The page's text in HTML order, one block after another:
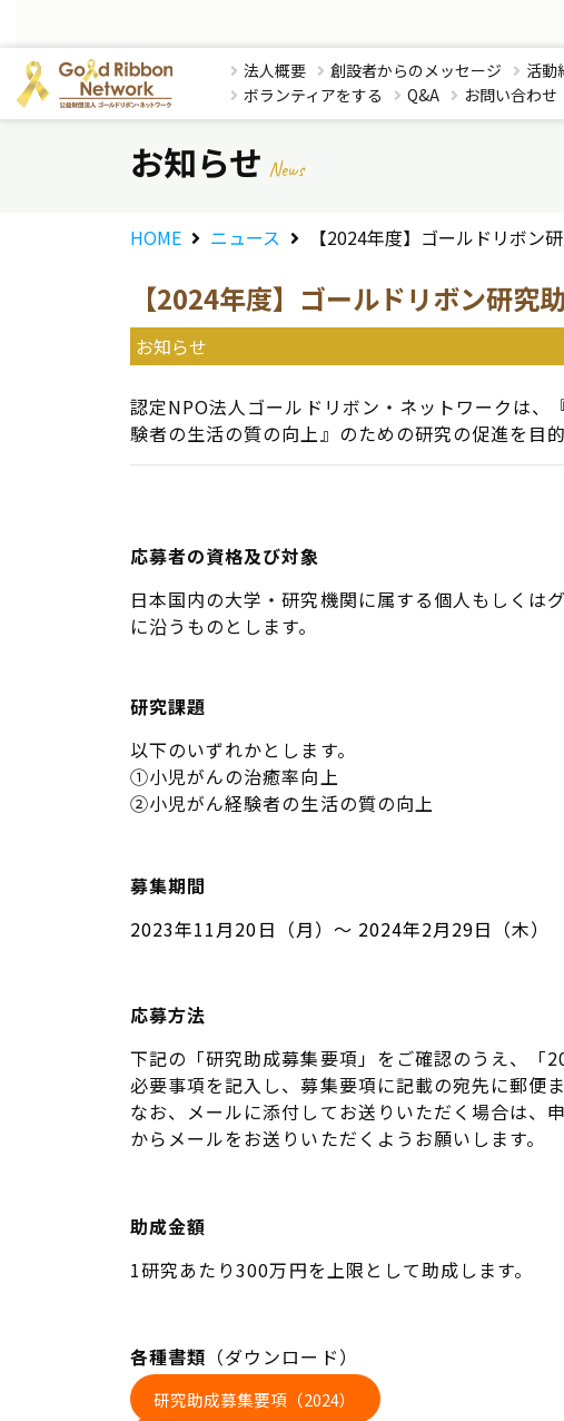
法人概要 創設者からのメッセージ 活動
ボランティアをする
Q&A お問い合わせ
お知らせ News
HOME ニュース 【2024年度】ゴールドリボン
【2024年度】ゴールドリボン研究
お知らせ
認定NPO法人ゴールドリボン・ネットワークは、
験者の生活の質の向上』のための研究の促進を目
応募者の資格及び対象
日本国内の大学・研究機関に属する個人もしくは
に沿うものとします。
研究課題
以下のいずれかとします。
①小児がんの治癒率向上
②小児がん経験者の生活の質の向上
募集期間
2023年11月20日（月）～ 2024年2月29日（木）
応募方法
下記の「研究助成募集要項」をご確認のうえ、「
必要事項を記入し、募集要項に記載の宛先に郵便
なお、メールに添付してお送りいただく場合は、
からメールをお送りいただくようお願いします。
助成金額
1研究あたり300万円を上限として助成します。
各種書類 （ダウンロード）
研究助成募集要項（2024）